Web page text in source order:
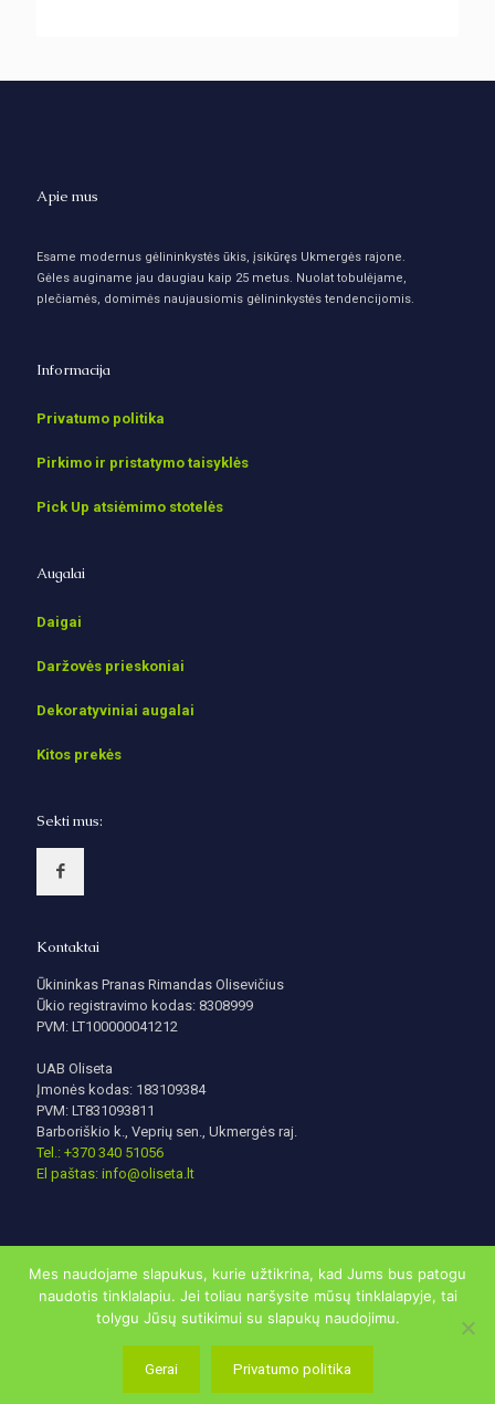
Apie mus
Esame modernus gėlininkystės ūkis, įsikūręs Ukmergės rajone.
Gėles auginame jau daugiau kaip 25 metus. Nuolat tobulėjame,
plečiamės, domimės naujausiomis gėlininkystės tendencijomis.
Informacija
Privatumo politika
Pirkimo ir pristatymo taisyklės
Pick Up atsiėmimo stotelės
Augalai
Daigai
Daržovės prieskoniai
Dekoratyviniai augalai
Kitos prekės
Sekti mus:
Kontaktai
Ūkininkas Pranas Rimandas Olisevičius
Ūkio registravimo kodas: 8308999
PVM: LT100000041212
UAB Oliseta
Įmonės kodas: 183109384
PVM: LT831093811
Barboriškio k., Veprių sen., Ukmergės raj.
Tel.: +370 340 51056
El paštas: info@oliseta.lt
© 2020 | oliseta.lt visos teisės saugomos. Sukurta
Mes naudojame slapukus, kurie užtikrina, kad Jums bus patogu
naudotis tinklalapiu. Jei toliau naršysite mūsų tinklalapyje, tai
tolygu Jūsų sutikimui su slapukų naudojimu.
Gerai Privatumo politika